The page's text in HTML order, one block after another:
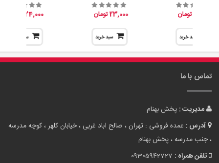
سبد خرید
23,000 تومان
سبد خرید
24,000 تومان
سبد خرید
تماس با ما
مدیریت : پخش بهنام
آدرس : عمده فروشی : تهران ، صالح اباد غربی ، خیابان کلهر ، کوچه مدرسه
، جنب مدرسه ، پخش بهنام
تلفن همراه : 09305942727